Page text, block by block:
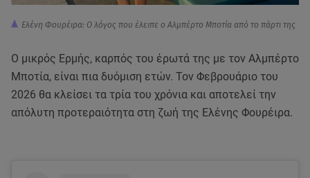
Ελένη Φουρέιρα: Ο λόγος που έλειπε ο Αλμπέρτο Μποτία από το πάρτι της
Ο μικρός Ερμής, καρπός του έρωτά της με τον Αλμπέρτο
Μποτία, είναι πια δυόμιση ετών. Τον Φεβρουάριο του
2026 θα κλείσει τα τρία του χρόνια και αποτελεί την
απόλυτη προτεραιότητα στη ζωή της Ελένης Φουρέιρα.